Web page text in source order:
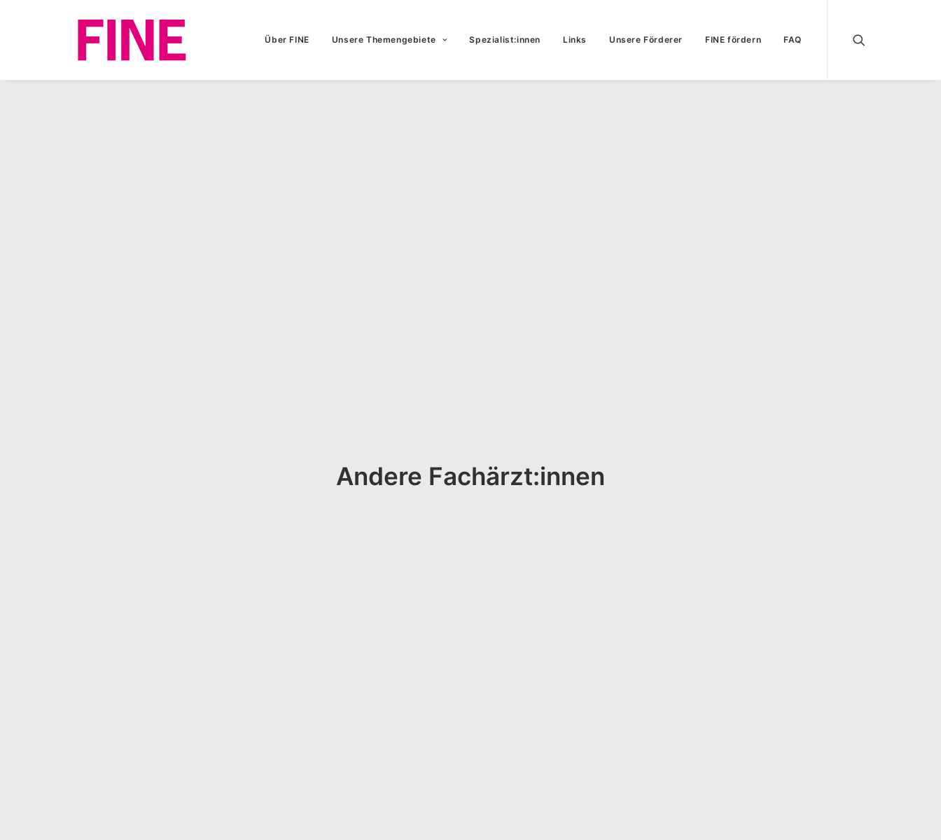
Über FINE Unsere Themengebiete Spezialist:innen Links Unsere Förderer FINE fördern FAQ
Andere Fachärzt:innen